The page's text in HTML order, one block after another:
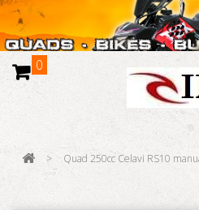
0
> Quad 250cc Celavi RS10